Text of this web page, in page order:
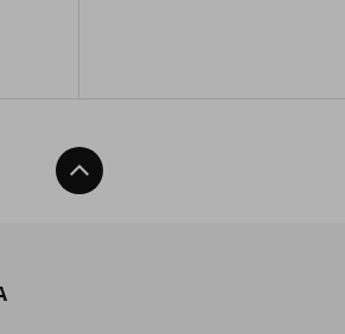
αγαπημένα
Back To Top